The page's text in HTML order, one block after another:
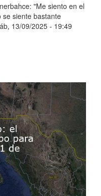
"Me siento en el
se siente bastante
13/09/2025 - 19:49